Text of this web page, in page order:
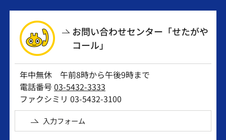
お問い合わせセンター「せたがや
コール」
年中無休 午前8時から午後9時まで
電話番号03-5432-3333
ファクシミリ 03-5432-3100
入力フォーム